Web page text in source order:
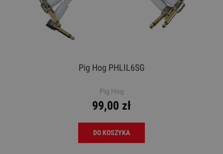
Pig Hog PHLIL6SG
Pig Hog
99,00 zł
DO KOSZYKA